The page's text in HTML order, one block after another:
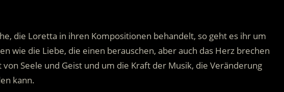
die Loretta in ihren Kompositionen behandelt, so geht es ihr um
wie die Liebe, die einen berauschen, aber auch das Herz brechen
Seele und Geist und um die Kraft der Musik, die Veränderung
kann.